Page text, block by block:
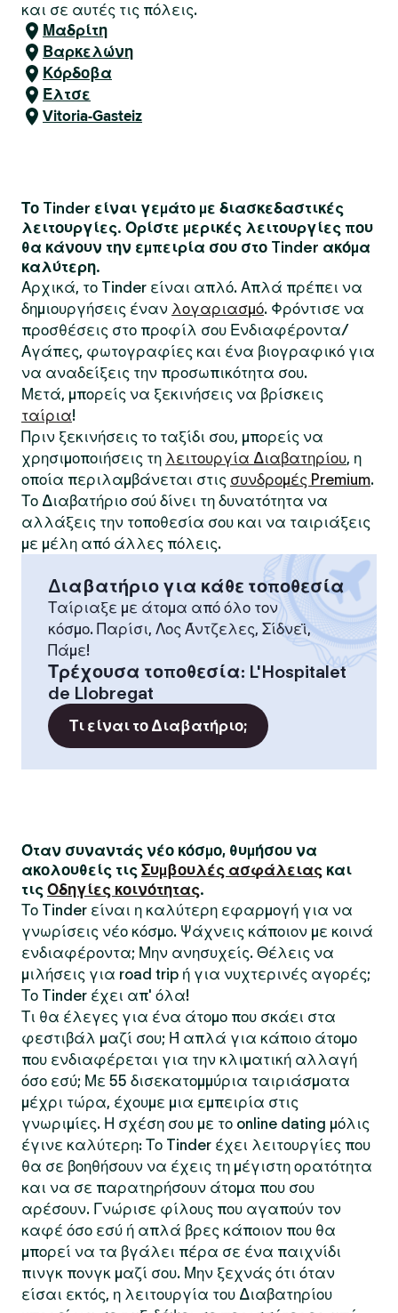
και σε αυτές τις πόλεις.
Μαδρίτη
Βαρκελώνη
Κόρδοβα
Έλτσε
Vitoria-Gasteiz
Το Tinder είναι γεμάτο με διασκεδαστικές
λειτουργίες. Ορίστε μερικές λειτουργίες που
θα κάνουν την εμπειρία σου στο Tinder ακόμα
καλύτερη.
Αρχικά, το Tinder είναι απλό. Απλά πρέπει να
δημιουργήσεις έναν λογαριασμό. Φρόντισε να
προσθέσεις στο προφίλ σου Ενδιαφέροντα/
Αγάπες, φωτογραφίες και ένα βιογραφικό για
να αναδείξεις την προσωπικότητα σου.
Μετά, μπορείς να ξεκινήσεις να βρίσκεις
ταίρια!
Πριν ξεκινήσεις το ταξίδι σου, μπορείς να
χρησιμοποιήσεις τη λειτουργία Διαβατηρίου, η
οποία περιλαμβάνεται στις συνδρομές Premium.
Το Διαβατήριο σού δίνει τη δυνατότητα να
αλλάξεις την τοποθεσία σου και να ταιριάξεις
με μέλη από άλλες πόλεις.
Διαβατήριο για κάθε τοποθεσία
Ταίριαξε με άτομα από όλο τον
κόσμο. Παρίσι, Λος Άντζελες, Σίδνεϊ,
Πάμε!
Τρέχουσα τοποθεσία: L'Hospitalet
de Llobregat
Τι είναι το Διαβατήριο;
Όταν συναντάς νέο κόσμο, θυμήσου να
ακολουθείς τις Συμβουλές ασφάλειας και
τις Οδηγίες κοινότητας.
Το Tinder είναι η καλύτερη εφαρμογή για να
γνωρίσεις νέο κόσμο. Ψάχνεις κάποιον με κοινά
ενδιαφέροντα; Μην ανησυχείς. Θέλεις να
μιλήσεις για road trip ή για νυχτερινές αγορές;
Το Tinder έχει απ' όλα!
Τι θα έλεγες για ένα άτομο που σκάει στα
φεστιβάλ μαζί σου; Ή απλά για κάποιο άτομο
που ενδιαφέρεται για την κλιματική αλλαγή
όσο εσύ; Με 55 δισεκατομμύρια ταιριάσματα
μέχρι τώρα, έχουμε μια εμπειρία στις
γνωριμίες. Η σχέση σου με το online dating μόλις
έγινε καλύτερη: Το Tinder έχει λειτουργίες που
θα σε βοηθήσουν να έχεις τη μέγιστη ορατότητα
και να σε παρατηρήσουν άτομα που σου
αρέσουν. Γνώρισε φίλους που αγαπούν τον
καφέ όσο εσύ ή απλά βρες κάποιον που θα
μπορεί να τα βγάλει πέρα σε ένα παιχνίδι
πινγκ πονγκ μαζί σου. Μην ξεχνάς ότι όταν
είσαι εκτός, η λειτουργία του Διαβατηρίου